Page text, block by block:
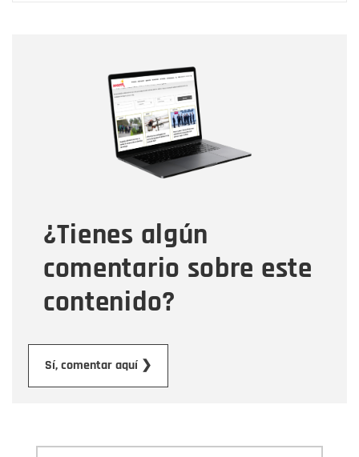
¿Tienes algún
comentario sobre este
contenido?
Sí, comentar aquí ❯
Correo electrónico
Tipo de comentario
Mensaje